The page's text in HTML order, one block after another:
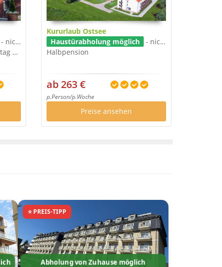
im Preis
2 Kuranwendungen pro Werktag Eingangsuntersuchung
Kururlaub Ostsee
Haustürabholung möglich
- nicht im Preis
Halbpension
ab 263 €
p.Person/p.Woche
Preise ansehen
⭐ PREIS-TIPP
Abholung von Zuhause möglich